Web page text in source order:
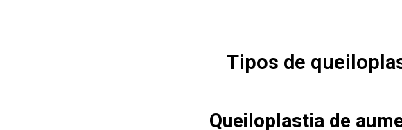
Tipos de
Queiloplastia de